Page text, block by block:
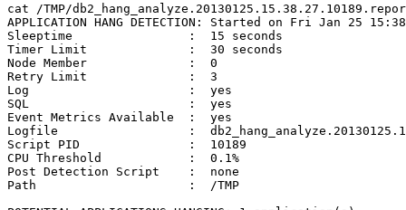
cat /TMP/
APPLICATION HANG DETECTION: Started on Fri Jan 25
Sleeptime                :  15 seconds
Timer Limit              :  30 seconds
Node Member              :  0
Retry Limit              :  3
Log                      :  yes
SQL                      :  yes
Event Metrics Available  :  yes
Logfile                  :
Script PID               :  10189
CPU Threshold            :  0.1%
Post Detection Script    :  none
Path                     :  /TMP